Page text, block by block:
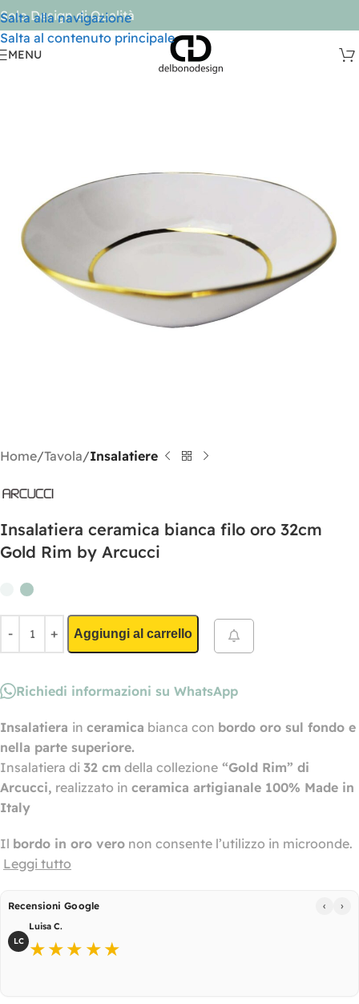
Salta alla navigazione
Salta al contenuto principale
Solo Design di Qualità
MENU
Home Tavola Insalatiere
Insalatiera ceramica bianca filo oro 32cm
Gold Rim by Arcucci
Aggiungi al carrello
Richiedi informazioni su WhatsApp
Insalatiera in ceramica bianca con bordo oro sul fondo e
nella parte superiore.
Insalatiera di 32 cm della collezione “Gold Rim” di
Arcucci, realizzato in ceramica artigianale 100% Made in
Italy
Il bordo in oro vero non consente l’utilizzo in microonde.
Leggi tutto
Recensioni Google ‹ ›
LC
Luisa C.
★★★★★